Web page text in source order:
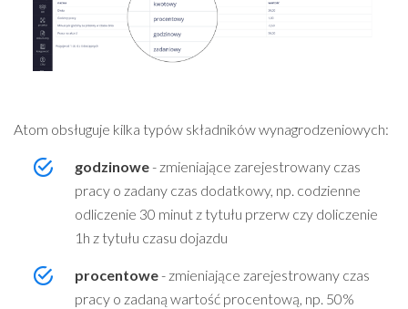
Atom obsługuje kilka typów składników wynagrodzeniowych:
godzinowe- zmieniające zarejestrowany czas
pracy o zadany czas dodatkowy, np. codzienne
odliczenie 30 minut z tytułu przerw czy doliczenie
1h z tytułu czasu dojazdu
procentowe- zmieniające zarejestrowany czas
pracy o zadaną wartość procentową, np. 50%